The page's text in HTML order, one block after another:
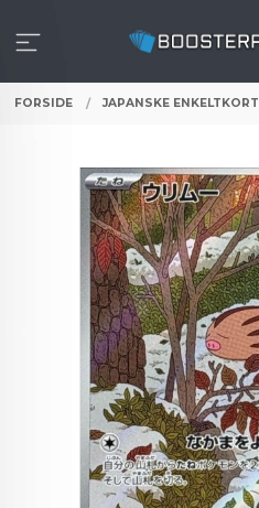
innholdet
FORSIDE JAPANSKE ENKELTKORT